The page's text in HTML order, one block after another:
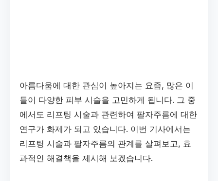
아름다움에 대한 관심이 높아지는 요즘, 많은 이
들이 다양한 피부 시술을 고민하게 됩니다. 그 중
에서도 리프팅 시술과 관련하여 팔자주름에 대한
연구가 화제가 되고 있습니다. 이번 기사에서는
리프팅 시술과 팔자주름의 관계를 살펴보고, 효
과적인 해결책을 제시해 보겠습니다.